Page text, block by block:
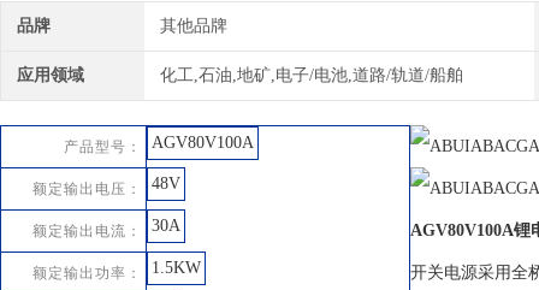
品牌 其他品牌
应用领域 化工,石油,地矿,电子/电池,道路/轨道/船舶
产品型号： AGV80V100A
额定输出电压： 48V
额定输出电流： 30A
额定输出功率： 1.5KW
AGV80V100A锂
开关电源采用全